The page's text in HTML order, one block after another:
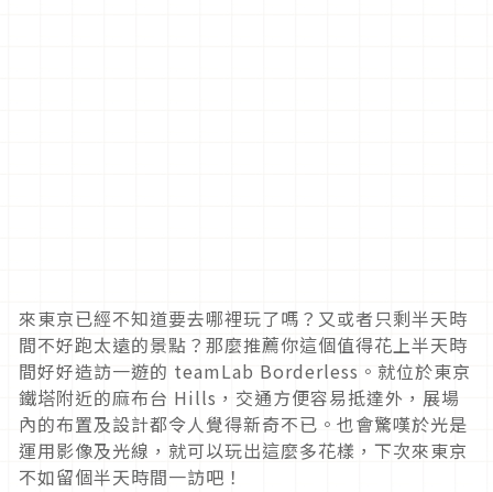
來東京已經不知道要去哪裡玩了嗎？又或者只剩半天時
間不好跑太遠的景點？那麼推薦你這個值得花上半天時
間好好造訪一遊的 teamLab Borderless。就位於東京
鐵塔附近的麻布台 Hills，交通方便容易抵達外，展場
內的布置及設計都令人覺得新奇不已。也會驚嘆於光是
運用影像及光線，就可以玩出這麼多花樣，下次來東京
不如留個半天時間一訪吧！